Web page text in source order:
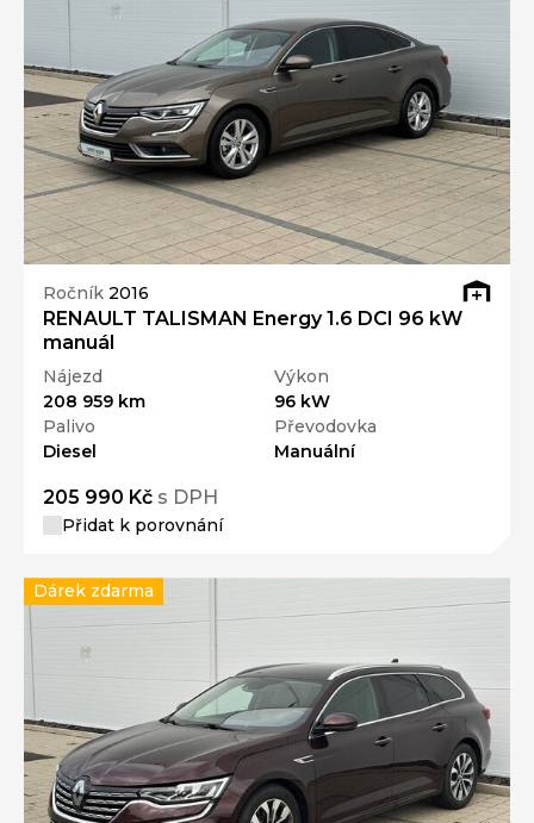
Ročník 2016
RENAULT TALISMAN Energy 1.6 DCI 96 kW
manuál
Nájezd
208 959 km
Výkon
96 kW
Palivo
Diesel
Převodovka
Manuální
205 990 Kč s DPH
Přidat k porovnání
Dárek zdarma